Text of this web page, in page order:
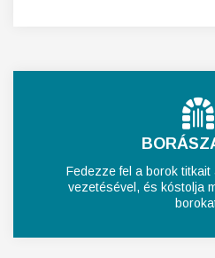
Fedezze fel a borok
vezetésével, és kóstolja